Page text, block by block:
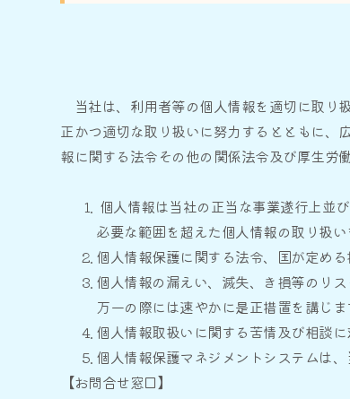
当社は、利用者等の個人情報を適切に取り
正かつ適切な取り扱いに努力するとともに、
報に関する法令その他の関係法令及び厚生労
個人情報は当社の正当な事業遂行上並
必要な範囲を超えた個人情報の取り扱
個人情報保護に関する法令、国が定め
個人情報の漏えい、滅失、き損等のリ
万一の際には速やかに是正措置を講じま
個人情報取扱いに関する苦情及び相談
個人情報保護マネジメントシステムは
【お問合せ窓口】